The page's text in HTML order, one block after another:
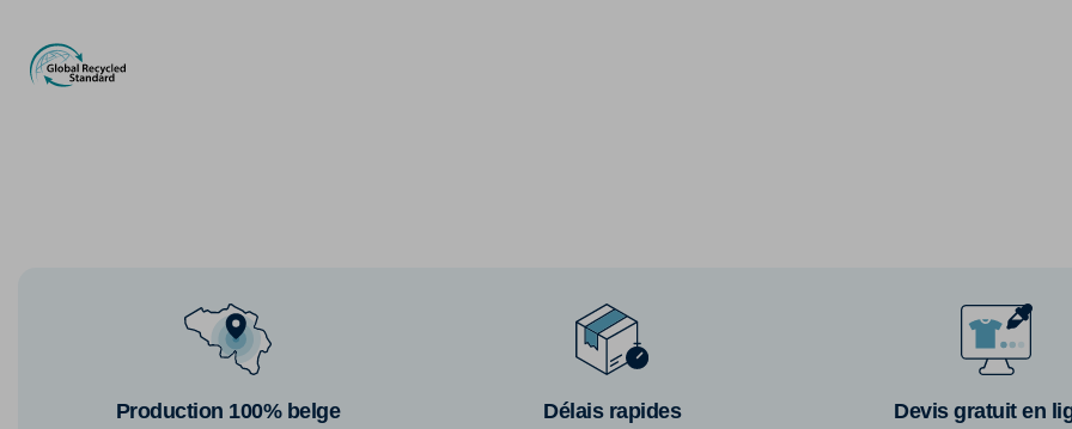
Production 100% belge Délais rapides Devis gratuit en